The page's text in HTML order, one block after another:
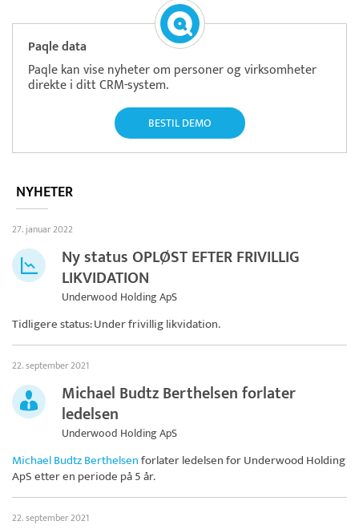
Paqle data
Paqle kan vise nyheter om personer og virksomheter
direkte i ditt CRM-system.
BESTIL DEMO
NYHETER
27. januar 2022
Ny status OPLØST EFTER FRIVILLIG
LIKVIDATION
Underwood Holding ApS
Tidligere status: Under frivillig likvidation.
22. september 2021
Michael Budtz Berthelsen forlater
ledelsen
Underwood Holding ApS
Michael Budtz Berthelsenforlater ledelsen forUnderwood Holding
ApSetter en periode på 5 år.
22. september 2021